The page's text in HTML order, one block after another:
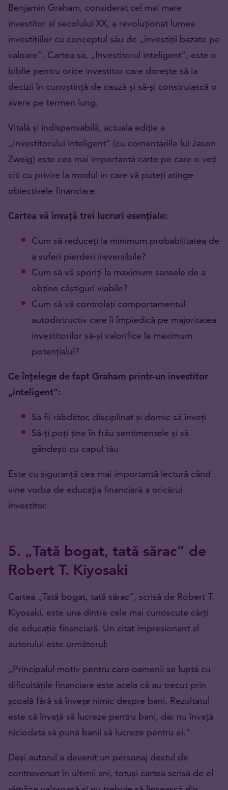
Benjamin Graham, considerat cel mai mare
investitor al secolului XX, a revoluționat lumea
investițiilor cu conceptul său de „investiții bazate pe
valoare”. Cartea sa, „Investitorul inteligent”, este o
biblie pentru orice investitor care dorește să ia
decizii în cunoștință de cauză și să-și construiască o
avere pe termen lung.
Vitală și indispensabilă, actuala ediție a
„Investitorului inteligent” (cu comentariile lui Jason
Zweig) este cea mai importantă carte pe care o veți
citi cu privire la modul in care vă puteți atinge
obiectivele financiare.
Cartea vă învață trei lucruri esențiale:
Cum să reduceți la minimum probabilitatea de
a suferi pierderi ireversibile?
Cum să vă sporiți la maximum șansele de a
obține câștiguri viabile?
Cum să vă controlați comportamentul
autodistructiv care îi împiedică pe majoritatea
investitorilor să-și valorifice la maximum
potențialul?
Ce înțelege de fapt Graham printr-un investitor
„inteligent”:
Să fii răbdător, disciplinat și dornic să înveți
Să-ți poți ține în frâu sentimentele și să
gândești cu capul tău
Este cu siguranță cea mai importantă lectură când
vine vorba de educația financiară a oricărui
investitor.
5. „Tată bogat, tată sărac” de
Robert T. Kiyosaki
Cartea „Tată bogat, tată sărac”, scrisă de Robert T.
Kiyosaki, este una dintre cele mai cunoscute cărți
de educație financiară. Un citat impresionant al
autorului este următorul:
„Principalul motiv pentru care oamenii se luptă cu
dificultățile financiare este acela că au trecut prin
școală fără să învețe nimic despre bani. Rezultatul
este că învață să lucreze pentru bani, dar nu învață
niciodată să pună banii să lucreze pentru ei.”
Deși autorul a devenit un personaj destul de
controversat în ultimii ani, totuși cartea scrisă de el